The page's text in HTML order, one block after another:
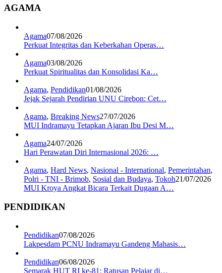
AGAMA
Agama07/08/2026
Perkuat Integritas dan Keberkahan Operas…
Agama03/08/2026
Perkuat Spiritualitas dan Konsolidasi Ka…
Agama, Pendidikan01/08/2026
Jejak Sejarah Pendirian UNU Cirebon: Cet…
Agama, Breaking News27/07/2026
MUI Indramayu Tetapkan Ajaran Ibu Desi M…
Agama24/07/2026
Hari Perawatan Diri Internasional 2026: …
Agama, Hard News, Nasional - International, Pemerintahan,
Polri - TNI - Brimob, Sosial dan Budaya, Tokoh21/07/2026
MUI Kroya Angkat Bicara Terkait Dugaan A…
PENDIDIKAN
Pendidikan07/08/2026
Lakpesdam PCNU Indramayu Gandeng Mahasis…
Pendidikan06/08/2026
Semarak HUT RI ke-81: Ratusan Pelajar di…